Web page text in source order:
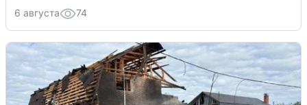
6 августа 74